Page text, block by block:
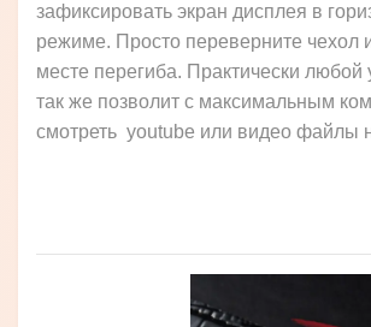
зафиксировать экран дисплея в
режиме. Просто переверните чехол
месте перегиба. Практически любой
так же позволит с максимальным
смотреть youtube или видео файлы